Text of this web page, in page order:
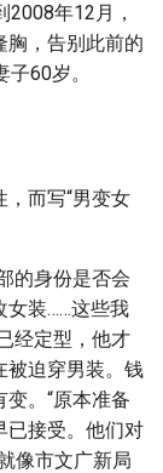
年12月，
胸，告别此前的
60岁。
而写“男变女
的身份是否会
女装……这些我
经定型，他才
被迫穿男装。钱
。“原本准备
已接受。他们对
像市文广新局